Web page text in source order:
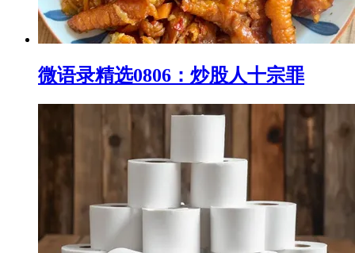
微语录精选0806：炒股人十宗罪